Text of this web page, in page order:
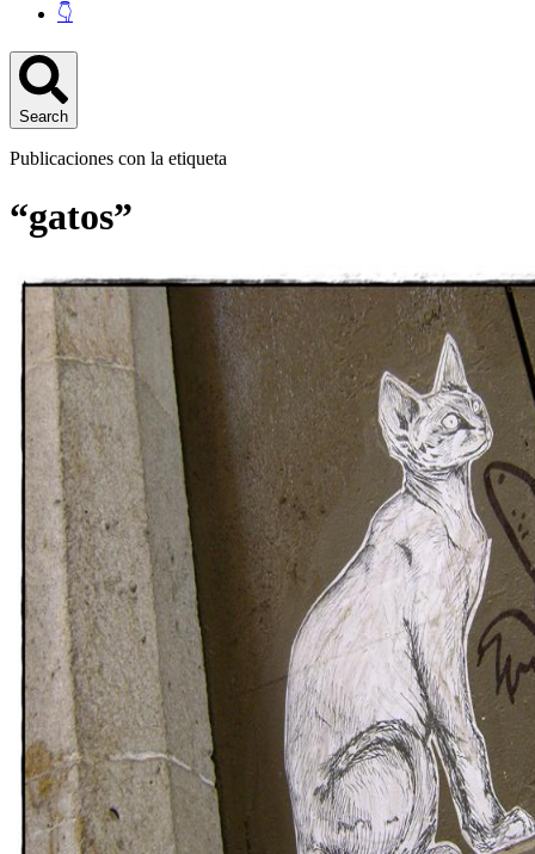
👇
Search
Publicaciones con la etiqueta
“gatos”